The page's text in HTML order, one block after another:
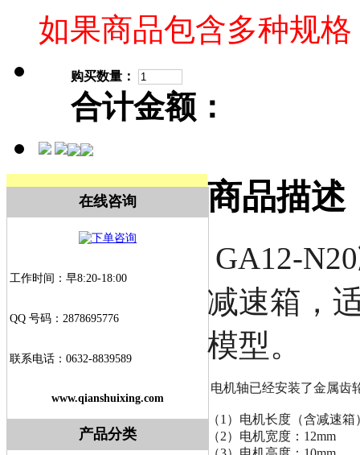
如果商品包含多种规
购买数量：
合计金额：
在线咨询
工作时间：早8:20-18:00
QQ 号码：2878695776
联系电话：0632-8839589
www.qianshuixing.com
产品分类
商品描述
GA12-
减速箱，
模型。
电机轴已经安装了金属齿
（1）电机长度（含减速箱
（2）电机宽度：12mm